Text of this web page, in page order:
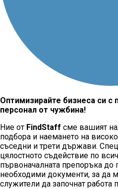
Оптимизирайте бизнеса си с
персонал от чужбина!
Ние от FindStaff сме вашият
подбора и наемането на
съседни и трети държави.
цялостното съдействие по
първоначалната препоръка до
необходими документи, за да
служители да започнат работа